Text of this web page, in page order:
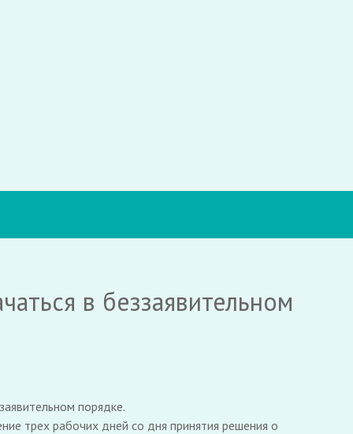
в беззаявительном
порядке.
трех рабочих дней со дня принятия решения о